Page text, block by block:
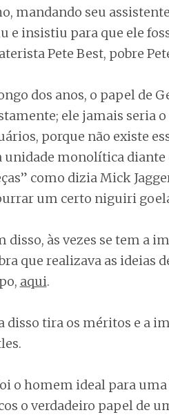
mandando seu
e insistiu para que ele
Pete Best, pobre
dos anos, o papel de
ele jamais seria
porque não existe
unidade monolítica diante
como dizia Mick
um certo niguiri
disso, às vezes se tem a
que realizava as ideias
aqui.
disso tira os méritos e a
o homem ideal para
o verdadeiro papel de